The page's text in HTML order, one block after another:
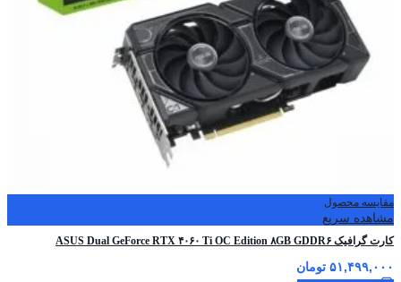
مقایسه محصول
مشاهده سریع
کارت گرافیک ASUS Dual GeForce RTX ۴۰۶۰ Ti OC Edition ۸GB GDDR۶
۵۱,۴۹۹,۰۰۰ تومان